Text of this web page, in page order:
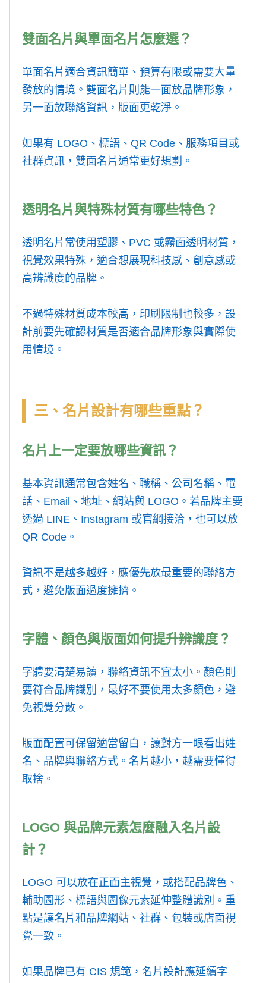
雙面名片與單面名片怎麼選？
單面名片適合資訊簡單、預算有限或需要大量
發放的情境。雙面名片則能一面放品牌形象，
另一面放聯絡資訊，版面更乾淨。
如果有 LOGO、標語、QR Code、服務項目或
社群資訊，雙面名片通常更好規劃。
透明名片與特殊材質有哪些特色？
透明名片常使用塑膠、PVC 或霧面透明材質，
視覺效果特殊，適合想展現科技感、創意感或
高辨識度的品牌。
不過特殊材質成本較高，印刷限制也較多，設
計前要先確認材質是否適合品牌形象與實際使
用情境。
三、名片設計有哪些重點？
名片上一定要放哪些資訊？
基本資訊通常包含姓名、職稱、公司名稱、電
話、Email、地址、網站與 LOGO。若品牌主要
透過 LINE、Instagram 或官網接洽，也可以放
QR Code。
資訊不是越多越好，應優先放最重要的聯絡方
式，避免版面過度擁擠。
字體、顏色與版面如何提升辨識度？
字體要清楚易讀，聯絡資訊不宜太小。顏色則
要符合品牌識別，最好不要使用太多顏色，避
免視覺分散。
版面配置可保留適當留白，讓對方一眼看出姓
名、品牌與聯絡方式。名片越小，越需要懂得
取捨。
LOGO 與品牌元素怎麼融入名片設
計？
LOGO 可以放在正面主視覺，或搭配品牌色、
輔助圖形、標語與圖像元素延伸整體識別。重
點是讓名片和品牌網站、社群、包裝或店面視
覺一致。
如果品牌已有 CIS 規範，名片設計應延續字